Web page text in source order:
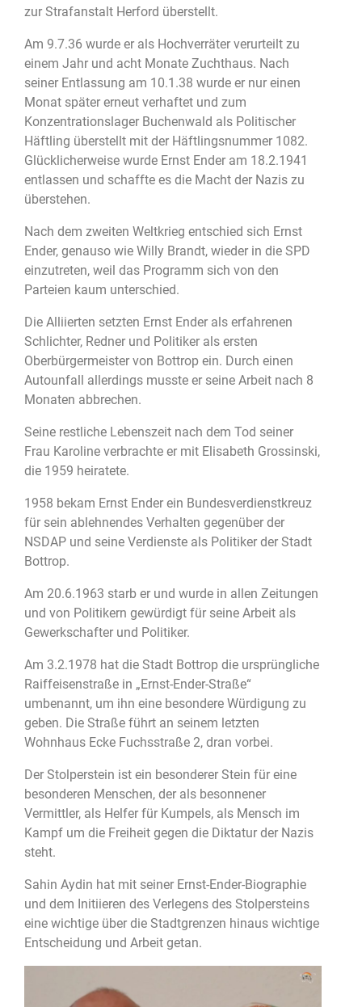
zur Strafanstalt Herford überstellt.
Am 9.7.36 wurde er als Hochverräter verurteilt zu
einem Jahr und acht Monate Zuchthaus. Nach
seiner Entlassung am 10.1.38 wurde er nur einen
Monat später erneut verhaftet und zum
Konzentrationslager Buchenwald als Politischer
Häftling überstellt mit der Häftlingsnummer 1082.
Glücklicherweise wurde Ernst Ender am 18.2.1941
entlassen und schaffte es die Macht der Nazis zu
überstehen.
Nach dem zweiten Weltkrieg entschied sich Ernst
Ender, genauso wie Willy Brandt, wieder in die SPD
einzutreten, weil das Programm sich von den
Parteien kaum unterschied.
Die Alliierten setzten Ernst Ender als erfahrenen
Schlichter, Redner und Politiker als ersten
Oberbürgermeister von Bottrop ein. Durch einen
Autounfall allerdings musste er seine Arbeit nach 8
Monaten abbrechen.
Seine restliche Lebenszeit nach dem Tod seiner
Frau Karoline verbrachte er mit Elisabeth Grossinski,
die 1959 heiratete.
1958 bekam Ernst Ender ein Bundesverdienstkreuz
für sein ablehnendes Verhalten gegenüber der
NSDAP und seine Verdienste als Politiker der Stadt
Bottrop.
Am 20.6.1963 starb er und wurde in allen Zeitungen
und von Politikern gewürdigt für seine Arbeit als
Gewerkschafter und Politiker.
Am 3.2.1978 hat die Stadt Bottrop die ursprüngliche
Raiffeisenstraße in „Ernst-Ender-Straße“
umbenannt, um ihn eine besondere Würdigung zu
geben. Die Straße führt an seinem letzten
Wohnhaus Ecke Fuchsstraße 2, dran vorbei.
Der Stolperstein ist ein besonderer Stein für eine
besonderen Menschen, der als besonnener
Vermittler, als Helfer für Kumpels, als Mensch im
Kampf um die Freiheit gegen die Diktatur der Nazis
steht.
Sahin Aydin hat mit seiner Ernst-Ender-Biographie
und dem Initiieren des Verlegens des Stolpersteins
eine wichtige über die Stadtgrenzen hinaus wichtige
Entscheidung und Arbeit getan.